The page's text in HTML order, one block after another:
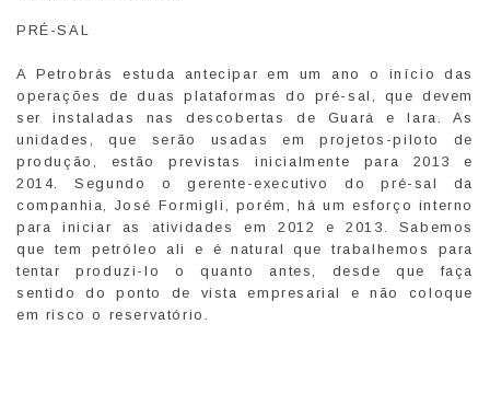
PRÉ-SAL
A Petrobrás estuda antecipar em um ano o início das
operações de duas plataformas do pré-sal, que devem
ser instaladas nas descobertas de Guará e Iara. As
unidades, que serão usadas em projetos-piloto de
produção, estão previstas inicialmente para 2013 e
2014. Segundo o gerente-executivo do pré-sal da
companhia, José Formigli, porém, há um esforço interno
para iniciar as atividades em 2012 e 2013. Sabemos
que tem petróleo ali e é natural que trabalhemos para
tentar produzi-lo o quanto antes, desde que faça
sentido do ponto de vista empresarial e não coloque
em risco o reservatório.